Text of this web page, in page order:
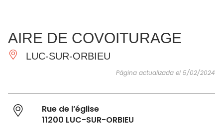
IMPRESCINDIBLES
HACER
INSPIRACIONES
AIRE DE COVOITURAGE
LUC-SUR-ORBIEU
Página actualizada el 5/02/2024
Rue de l’église
11200 LUC-SUR-ORBIEU